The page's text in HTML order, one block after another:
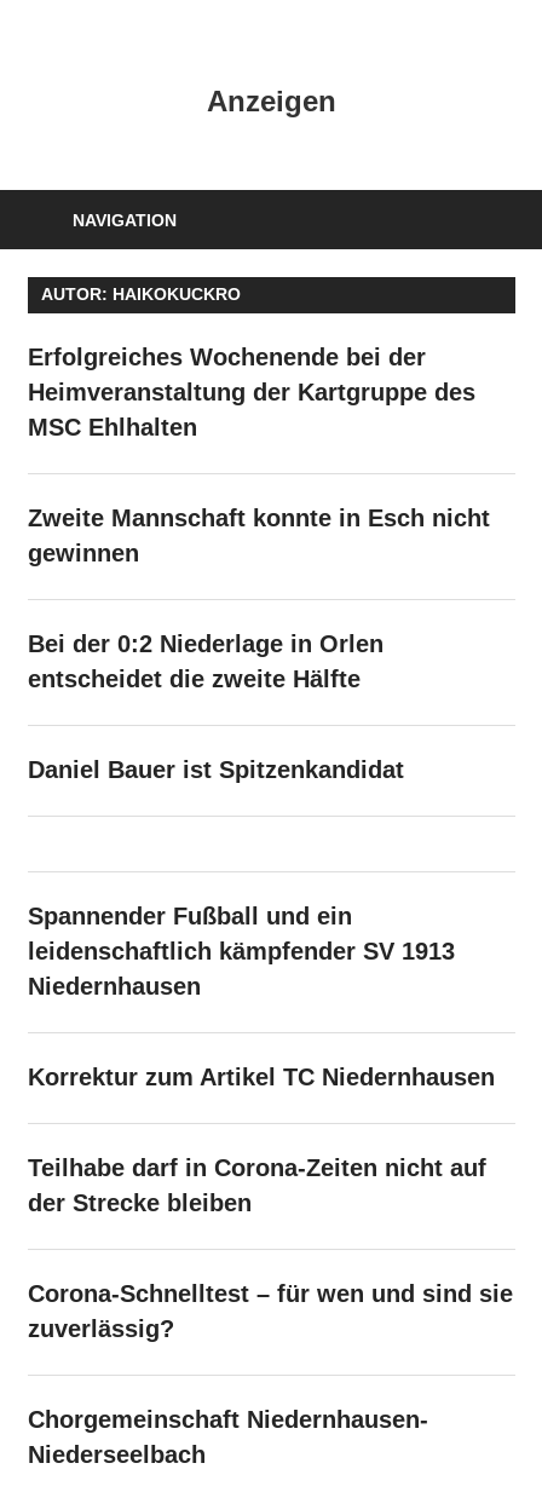
Anzeigen
NAVIGATION
AUTOR: HAIKOKUCKRO
Erfolgreiches Wochenende bei der
Heimveranstaltung der Kartgruppe des
MSC Ehlhalten
Zweite Mannschaft konnte in Esch nicht
gewinnen
Bei der 0:2 Niederlage in Orlen
entscheidet die zweite Hälfte
Daniel Bauer ist Spitzenkandidat
Spannender Fußball und ein
leidenschaftlich kämpfender SV 1913
Niedernhausen
Korrektur zum Artikel TC Niedernhausen
Teilhabe darf in Corona-Zeiten nicht auf
der Strecke bleiben
Corona-Schnelltest – für wen und sind sie
zuverlässig?
Chorgemeinschaft Niedernhausen-
Niederseelbach